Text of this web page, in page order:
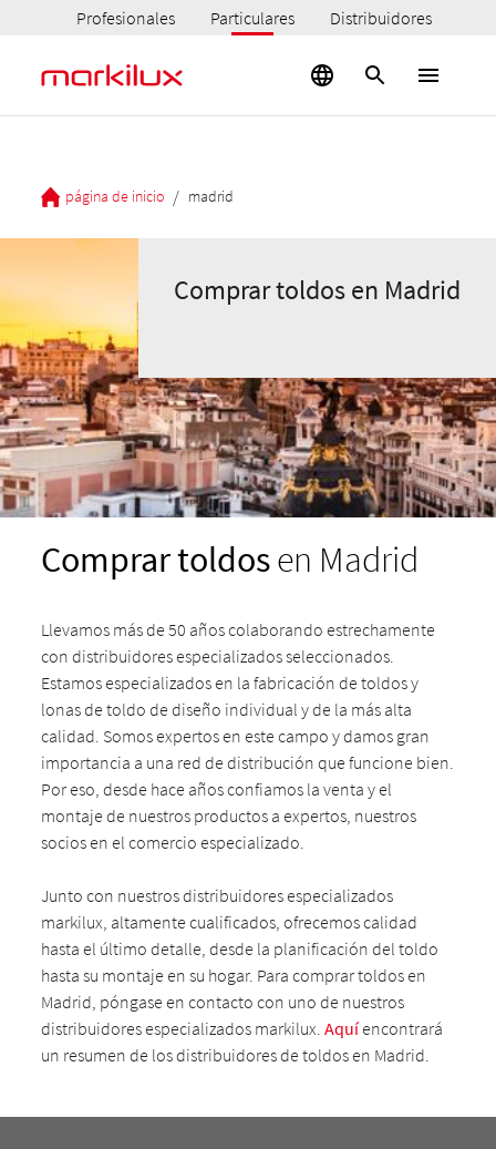
Profesionales Particulares Distribuidores
página de inicio / madrid
Comprar toldos en Madrid
Comprar toldosen Madrid
Llevamos más de 50 años colaborando estrechamente
con distribuidores especializados seleccionados.
Estamos especializados en la fabricación de toldos y
lonas de toldo de diseño individual y de la más alta
calidad. Somos expertos en este campo y damos gran
importancia a una red de distribución que funcione bien.
Por eso, desde hace años confiamos la venta y el
montaje de nuestros productos a expertos, nuestros
socios en el comercio especializado.
Junto con nuestros distribuidores especializados
markilux, altamente cualificados, ofrecemos calidad
hasta el último detalle, desde la planificación del toldo
hasta su montaje en su hogar. Para comprar toldos en
Madrid, póngase en contacto con uno de nuestros
distribuidores especializados markilux.Aquíencontrará
un resumen de los distribuidores de toldos en Madrid.